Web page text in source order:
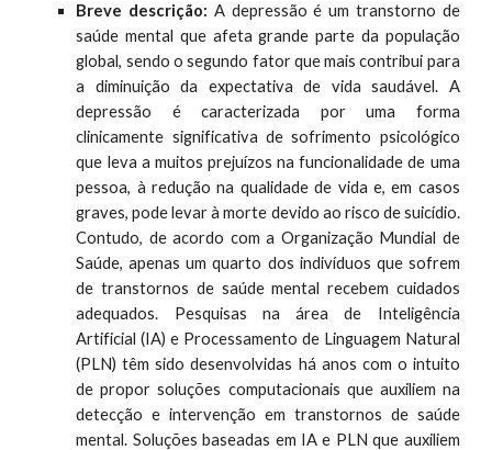
Breve descrição: A depressão é um transtorno de
saúde mental que afeta grande parte da população
global, sendo o segundo fator que mais contribui para
a diminuição da expectativa de vida saudável. A
depressão é caracterizada por uma forma
clinicamente significativa de sofrimento psicológico
que leva a muitos prejuízos na funcionalidade de uma
pessoa, à redução na qualidade de vida e, em casos
graves, pode levar à morte devido ao risco de suicídio.
Contudo, de acordo com a Organização Mundial de
Saúde, apenas um quarto dos indivíduos que sofrem
de transtornos de saúde mental recebem cuidados
adequados. Pesquisas na área de Inteligência
Artificial (IA) e Processamento de Linguagem Natural
(PLN) têm sido desenvolvidas há anos com o intuito
de propor soluções computacionais que auxiliem na
detecção e intervenção em transtornos de saúde
mental. Soluções baseadas em IA e PLN que auxiliem